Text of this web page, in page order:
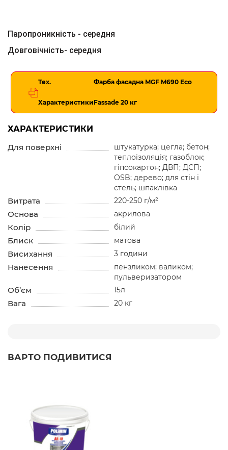
Паропроникність - середня
Довговічність- середня
Тех.
Характеристики
Фарба фасадна MGF M690 Eco
Fassade 20 кг
ХАРАКТЕРИСТИКИ
Для поверхні
штукатурка; цегла; бетон;
теплоізоляція; газоблок;
гіпсокартон; ДВП; ДСП;
OSB; дерево; для стін і
стель; шпаклівка
Витрата 220-250 г/м²
Основа акрилова
Колір білий
Блиск матова
Висихання 3 години
Нанесення
пензликом; валиком;
пульверизатором
Об’єм 15л
Вага 20 кг
ВАРТО ПОДИВИТИСЯ